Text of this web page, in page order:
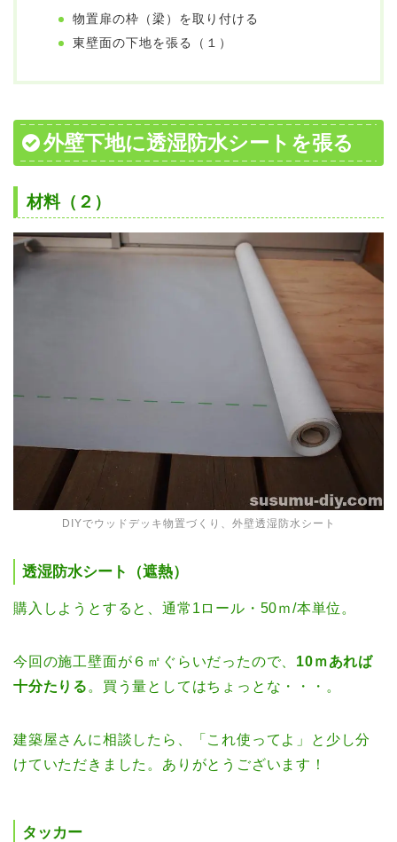
物置扉の枠（梁）を取り付ける
東壁面の下地を張る（１）
外壁下地に透湿防水シートを張る
材料（２）
DIYでウッドデッキ物置づくり、外壁透湿防水シート
透湿防水シート（遮熱）
購入しようとすると、通常1ロール・50ｍ/本単位。
今回の施工壁面が６㎡ぐらいだったので、 10ｍあれば
十分たりる 。買う量としてはちょっとな・・・。
建築屋さんに相談したら、「これ使ってよ」と少し分
けていただきました。ありがとうございます！
タッカー